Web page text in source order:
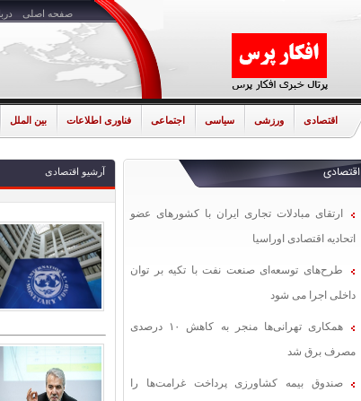
صفحه اصلی
اقتصادی ورزشی سیاسی اجتماعی فناوری اطلاعات بین الملل
اقتصادی
ارتقای مبادلات تجاری ایران با کشورهای عضو
اتحادیه اقتصادی اوراسیا
طرح‌های توسعه‌ای صنعت نفت با تکیه بر توان
داخلی اجرا می شود
همکاری تهرانی‌ها منجر به کاهش ۱۰ درصدی
مصرف برق شد
صندوق بیمه کشاورزی پرداخت غرامت‌ها را
آرشیو اقتصادی